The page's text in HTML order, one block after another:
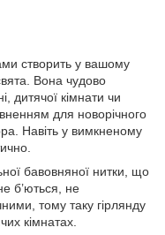
створить у вашому
Вона чудово
дитячої кімнати чи
для новорічного
Навіть у вимкненому
бавовняної нитки, що
б’ються, не
тому таку гірлянду
кімнатах.